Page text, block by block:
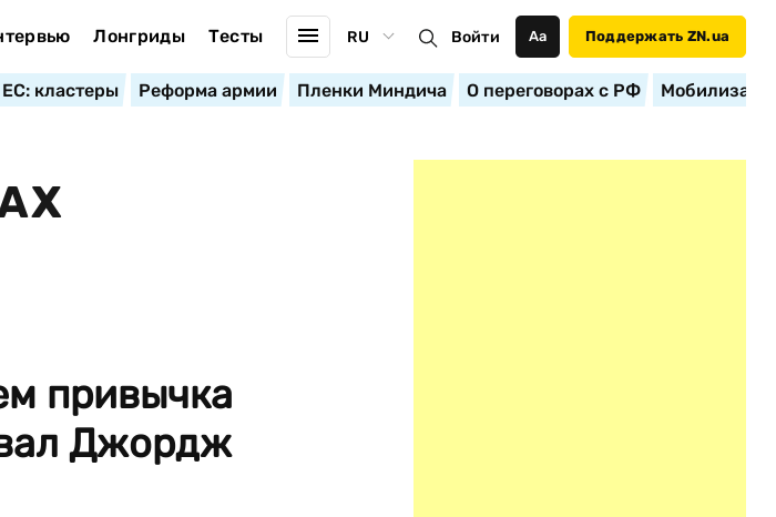
Лонгриды Тесты RU Войти Аа Поддержать ZN.ua
кластеры Реформа армии Пленки Миндича О переговорах с РФ
привычка
Джордж